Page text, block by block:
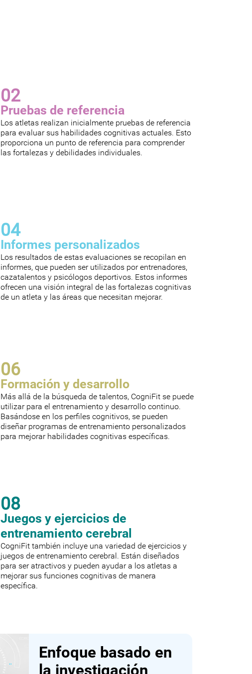
02
Pruebas de referencia
Los atletas realizan inicialmente pruebas de referencia
para evaluar sus habilidades cognitivas actuales. Esto
proporciona un punto de referencia para comprender
las fortalezas y debilidades individuales.
04
Informes personalizados
Los resultados de estas evaluaciones se recopilan en
informes, que pueden ser utilizados por entrenadores,
cazatalentos y psicólogos deportivos. Estos informes
ofrecen una visión integral de las fortalezas cognitivas
de un atleta y las áreas que necesitan mejorar.
06
Formación y desarrollo
Más allá de la búsqueda de talentos, CogniFit se puede
utilizar para el entrenamiento y desarrollo continuo.
Basándose en los perfiles cognitivos, se pueden
diseñar programas de entrenamiento personalizados
para mejorar habilidades cognitivas específicas.
08
Juegos y ejercicios de
entrenamiento cerebral
CogniFit también incluye una variedad de ejercicios y
juegos de entrenamiento cerebral. Están diseñados
para ser atractivos y pueden ayudar a los atletas a
mejorar sus funciones cognitivas de manera
específica.
Enfoque basado en
la investigación